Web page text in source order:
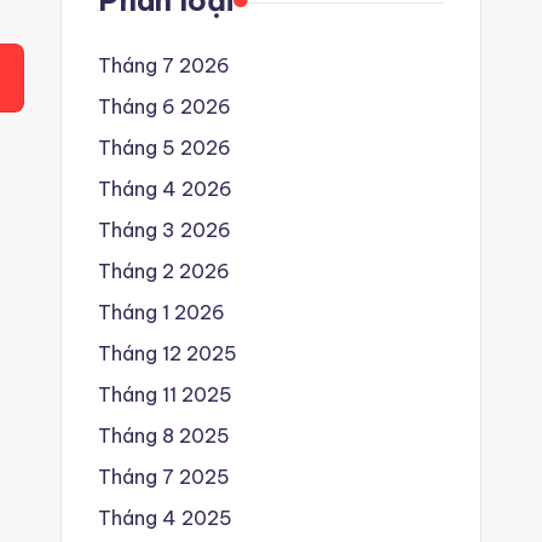
Tháng 7 2026
Tháng 6 2026
Tháng 5 2026
Tháng 4 2026
Tháng 3 2026
Tháng 2 2026
Tháng 1 2026
Tháng 12 2025
Tháng 11 2025
Tháng 8 2025
Tháng 7 2025
Tháng 4 2025